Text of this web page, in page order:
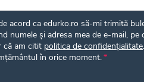
acord ca edurko.ro să-mi trimită
numele și adresa mea de e-mail,
că am citit politica de confidențialitate
în orice moment.